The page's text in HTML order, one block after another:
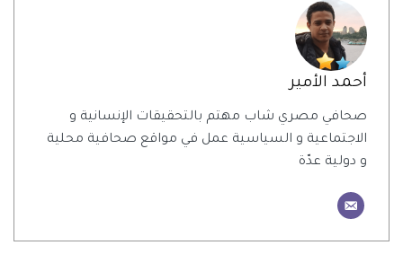
أحمد الأمير
صحافي مصري شاب مهتم بالتحقيقات الإنسانية و
الاجتماعية و السياسية عمل في مواقع صحافية محلية
و دولية عدّة